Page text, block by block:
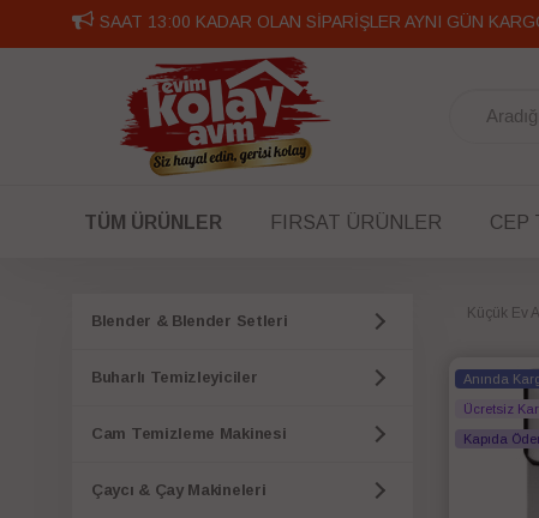
SAAT 13:00 KADAR OLAN SİPARİŞLER AYNI GÜN
TÜM ÜRÜNLER FIRSAT ÜRÜNLER CEP
Blender & Blender Setleri
Buharlı Temizleyiciler
Cam Temizleme Makinesi
Çaycı & Çay Makineleri
Küçük Ev
Anında
Ücretsiz
Kapıda